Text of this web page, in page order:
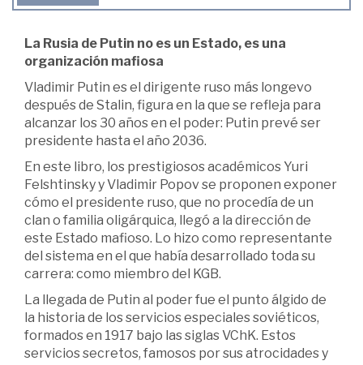
La Rusia de Putin no es un Estado, es una
organización mafiosa
Vladimir Putin es el dirigente ruso más longevo
después de Stalin, figura en la que se refleja para
alcanzar los 30 años en el poder: Putin prevé ser
presidente hasta el año 2036.
En este libro, los prestigiosos académicos Yuri
Felshtinsky y Vladimir Popov se proponen exponer
cómo el presidente ruso, que no procedía de un
clan o familia oligárquica, llegó a la dirección de
este Estado mafioso. Lo hizo como representante
del sistema en el que había desarrollado toda su
carrera: como miembro del KGB.
La llegada de Putin al poder fue el punto álgido de
la historia de los servicios especiales soviéticos,
formados en 1917 bajo las siglas VChK. Estos
servicios secretos, famosos por sus atrocidades y